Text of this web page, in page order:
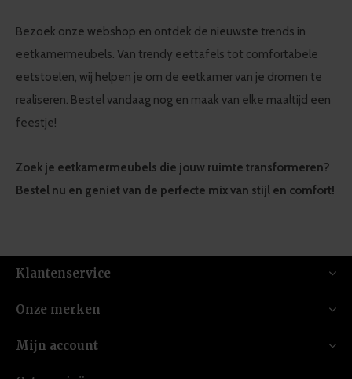
Bezoek onze webshop en ontdek de nieuwste trends in
eetkamermeubels. Van trendy eettafels tot comfortabele
eetstoelen, wij helpen je om de eetkamer van je dromen te
realiseren. Bestel vandaag nog en maak van elke maaltijd een
feestje!
Zoek je eetkamermeubels die jouw ruimte transformeren?
Bestel nu en geniet van de perfecte mix van stijl en comfort!
Klantenservice
Onze merken
Mijn account